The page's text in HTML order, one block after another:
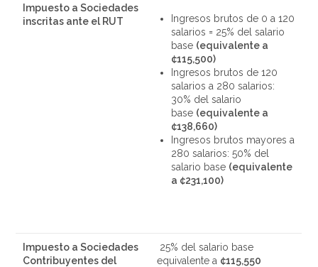
Impuesto a Sociedades
inscritas ante el RUT
Ingresos brutos de 0 a 120
salarios = 25% del salario
base (equivalente a
¢115,500)
Ingresos brutos de 120
salarios a 280 salarios:
30% del salario
base (equivalente a
¢138,660)
Ingresos brutos mayores a
280 salarios: 50% del
salario base (equivalente
a ¢231,100)
Impuesto a Sociedades
Contribuyentes del
25% del salario base
equivalente a ¢115,550